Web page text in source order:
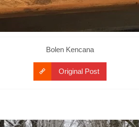
Bolen Kencana
Original Post